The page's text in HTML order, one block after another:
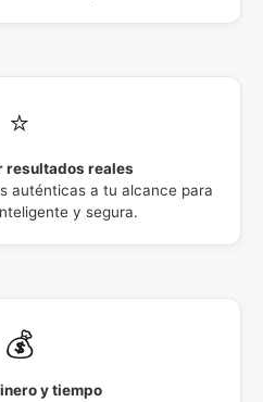
⭐
resultados reales
auténticas a tu alcance para
y segura.
💰
y tiempo